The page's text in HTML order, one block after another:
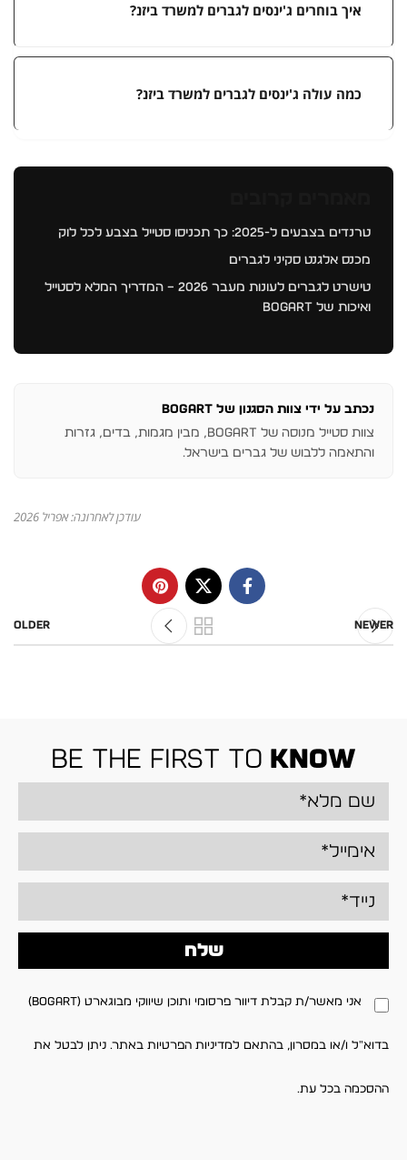
איך בוחרים ג'ינסים לגברים למשרד ביזנ?
כמה עולה ג'ינסים לגברים למשרד ביזנ?
טרנדים בצבעים ל-2025: כך תכניסו סטייל בצבע לכל לוק
מכנס אלגנט סקיני לגברים
טישרט לגברים לעונות מעבר 2026 – המדריך המלא לסטייל
ואיכות של BOGART
נכתב על ידי צוות הסגנון של BOGART
צוות סטייל מנוסה של BOGART, מבין מגמות, בדים, גזרות
והתאמה ללבוש של גברים בישראל.
עודכן לאחרונה: אפריל 2026
Newer
Older
be the first to know
אני מאשר/ת קבלת דיוור פרסומי ותוכן שיווקי מבוגארט (BOGART)
בדוא"ל ו/או במסרון, בהתאם למדיניות הפרטיות באתר. ניתן לבטל את
ההסכמה בכל עת.
שלח